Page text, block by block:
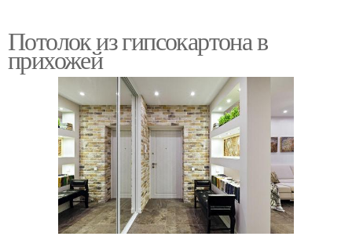
Потолок из гипсокартона в
прихожей